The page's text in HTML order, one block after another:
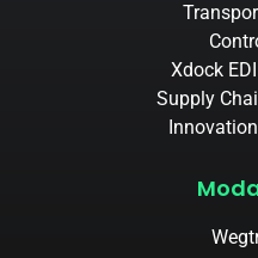
Xdock
Supply